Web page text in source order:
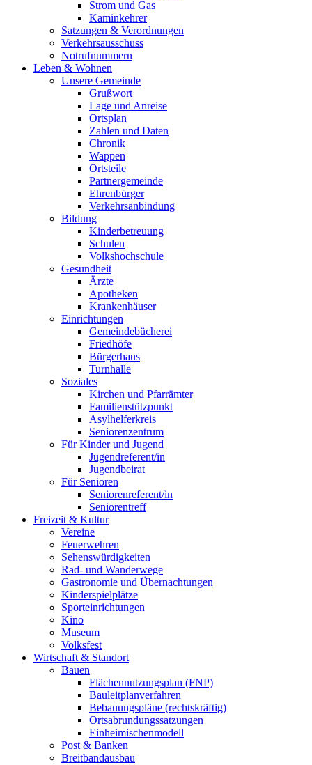
Strom und Gas
Kaminkehrer
Satzungen & Verordnungen
Verkehrsausschuss
Notrufnummern
Leben & Wohnen
Unsere Gemeinde
Grußwort
Lage und Anreise
Ortsplan
Zahlen und Daten
Chronik
Wappen
Ortsteile
Partnergemeinde
Ehrenbürger
Verkehrsanbindung
Bildung
Kinderbetreuung
Schulen
Volkshochschule
Gesundheit
Ärzte
Apotheken
Krankenhäuser
Einrichtungen
Gemeindebücherei
Friedhöfe
Bürgerhaus
Turnhalle
Soziales
Kirchen und Pfarrämter
Familienstützpunkt
Asylhelferkreis
Seniorenzentrum
Für Kinder und Jugend
Jugendreferent/in
Jugendbeirat
Für Senioren
Seniorenreferent/in
Seniorentreff
Freizeit & Kultur
Vereine
Feuerwehren
Sehenswürdigkeiten
Rad- und Wanderwege
Gastronomie und Übernachtungen
Kinderspielplätze
Sporteinrichtungen
Kino
Museum
Volksfest
Wirtschaft & Standort
Bauen
Flächennutzungsplan (FNP)
Bauleitplanverfahren
Bebauungspläne (rechtskräftig)
Ortsabrundungssatzungen
Einheimischenmodell
Post & Banken
Breitbandausbau